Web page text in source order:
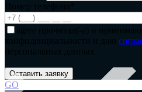
Номер телефона*
agree прочитал(-а) и
конфиденциальности и даю
персональных данных
GO